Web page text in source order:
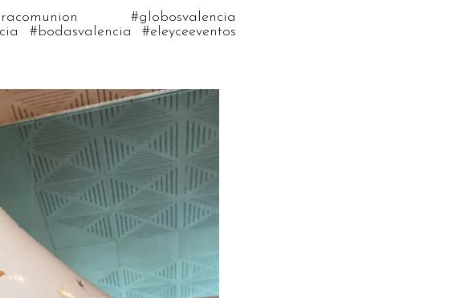
#globosvalencia
#bodasvalencia #eleyceeventos